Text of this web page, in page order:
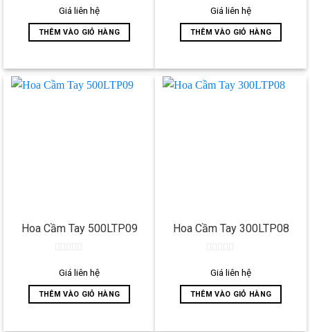
out
5
Giá liên hệ
THÊM VÀO GIỎ HÀNG
out
5
Giá liên hệ
THÊM VÀO GIỎ HÀNG
Hoa Cầm Tay 500LTP09
out
5
Giá liên hệ
THÊM VÀO GIỎ HÀNG
Hoa Cầm Tay 300LTP08
out
5
Giá liên hệ
THÊM VÀO GIỎ HÀNG